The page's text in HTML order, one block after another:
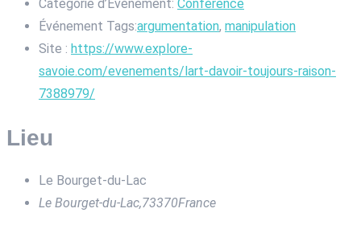
Catégorie d’Événement: Conférence
Événement Tags:argumentation, manipulation
Site : https://www.explore-
savoie.com/evenements/lart-davoir-toujours-raison-
7388979/
Lieu
Le Bourget-du-Lac
Le Bourget-du-Lac,73370France